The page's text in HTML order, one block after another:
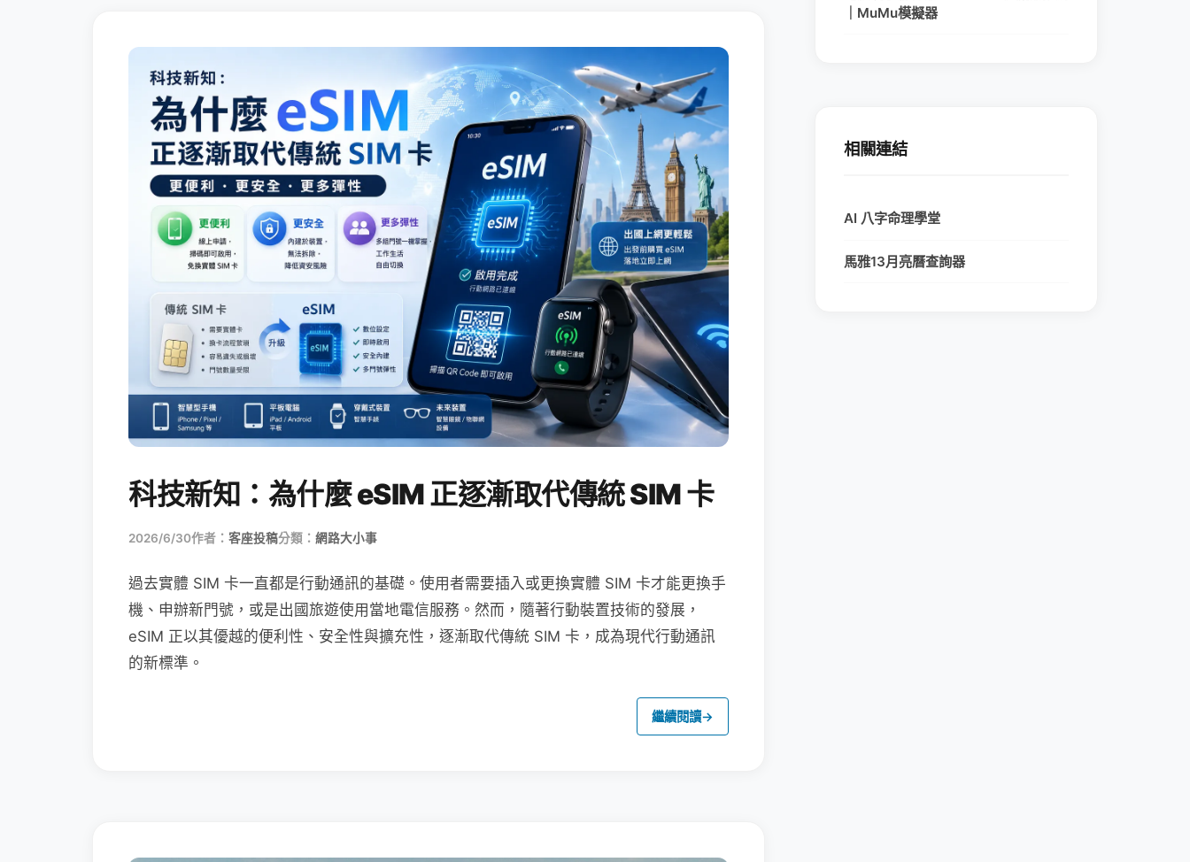
科技新知：為什麼 eSIM 正逐漸取代傳統 SIM 卡
2026/6/30作者： 客座投稿分類： 網路大小事
過去實體 SIM 卡一直都是行動通訊的基礎。使用者需要插入或更換實體 SIM 卡才能更換手
機、申辦新門號，或是出國旅遊使用當地電信服務。然而，隨著行動裝置技術的發展，
eSIM 正以其優越的便利性、安全性與擴充性，逐漸取代傳統 SIM 卡，成為現代行動通訊
的新標準。
繼續閱讀→
｜MuMu模擬器
相關連結
AI 八字命理學堂
馬雅13月亮曆查詢器